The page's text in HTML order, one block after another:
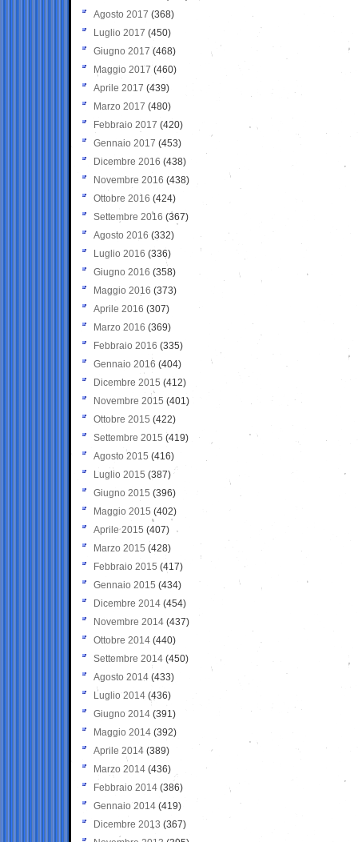
Agosto 2017 (368)
Luglio 2017 (450)
Giugno 2017 (468)
Maggio 2017 (460)
Aprile 2017 (439)
Marzo 2017 (480)
Febbraio 2017 (420)
Gennaio 2017 (453)
Dicembre 2016 (438)
Novembre 2016 (438)
Ottobre 2016 (424)
Settembre 2016 (367)
Agosto 2016 (332)
Luglio 2016 (336)
Giugno 2016 (358)
Maggio 2016 (373)
Aprile 2016 (307)
Marzo 2016 (369)
Febbraio 2016 (335)
Gennaio 2016 (404)
Dicembre 2015 (412)
Novembre 2015 (401)
Ottobre 2015 (422)
Settembre 2015 (419)
Agosto 2015 (416)
Luglio 2015 (387)
Giugno 2015 (396)
Maggio 2015 (402)
Aprile 2015 (407)
Marzo 2015 (428)
Febbraio 2015 (417)
Gennaio 2015 (434)
Dicembre 2014 (454)
Novembre 2014 (437)
Ottobre 2014 (440)
Settembre 2014 (450)
Agosto 2014 (433)
Luglio 2014 (436)
Giugno 2014 (391)
Maggio 2014 (392)
Aprile 2014 (389)
Marzo 2014 (436)
Febbraio 2014 (386)
Gennaio 2014 (419)
Dicembre 2013 (367)